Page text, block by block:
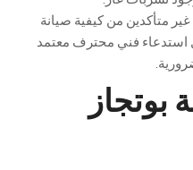
منكيفيةصيانة
فني محترفمعتمد